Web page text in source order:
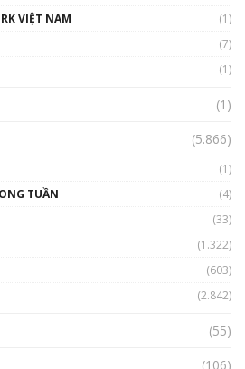
14: MemeCoin – Trò đùa tỷ đô
VIỆT NAM
(1)
(7)
(1)
(1)
(5.866)
(1)
TUẦN
(4)
(33)
(1.322)
(603)
(2.842)
(55)
(106)